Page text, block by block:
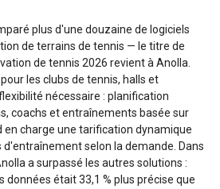
plus d'une douzaine de logiciels
de terrains de tennis — le titre de
de tennis 2026 revient à Anolla.
les clubs de tennis, halls et
nécessaire : planification
coachs et entraînements basée sur
en charge une tarification dynamique
selon la demande. Dans
a surpassé les autres solutions :
données était 33,1 % plus précise que